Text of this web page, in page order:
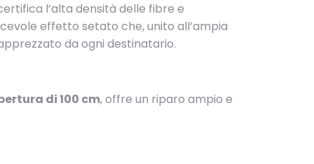
l’alta densità delle fibre e
effetto setato che, unito all’ampia
da ogni destinatario.
di 100 cm, offre un riparo ampio e